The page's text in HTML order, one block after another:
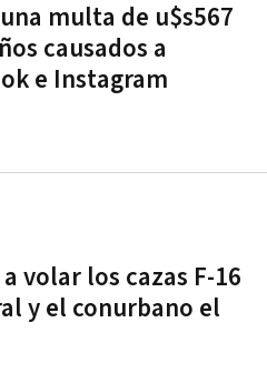
multa de u$s567
causados a
e Instagram
volar los cazas F-16
y el conurbano el